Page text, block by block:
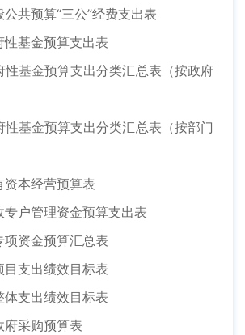
预算“三公”经费支出表
基金预算支出表
基金预算支出分类汇总表（按政府
基金预算支出分类汇总表（按部门
本经营预算表
户管理资金预算支出表
资金预算汇总表
支出绩效目标表
支出绩效目标表
采购预算表